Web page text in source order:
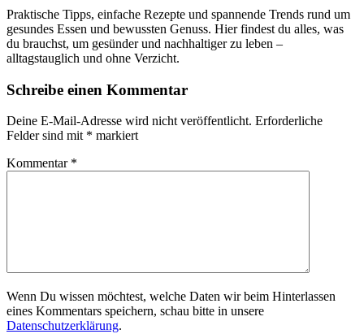
Praktische Tipps, einfache Rezepte und spannende Trends rund um
gesundes Essen und bewussten Genuss. Hier findest du alles, was
du brauchst, um gesünder und nachhaltiger zu leben –
alltagstauglich und ohne Verzicht.
Schreibe einen Kommentar
Deine E-Mail-Adresse wird nicht veröffentlicht. Erforderliche
Felder sind mit * markiert
Kommentar *
Wenn Du wissen möchtest, welche Daten wir beim Hinterlassen
eines Kommentars speichern, schau bitte in unsere
Datenschutzerklärung.